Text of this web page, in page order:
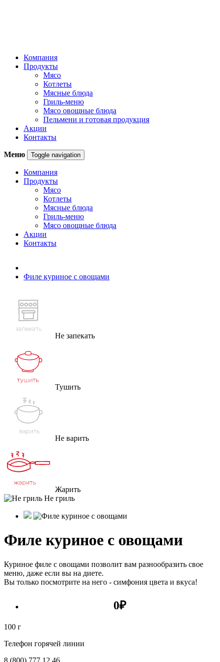
Компания
Продукты
Мясо
Котлеты
Мясные блюда
Гриль-меню
Мясо овощные блюда
Пельмени и готовая продукция
Акции
Контакты
Меню Toggle navigation
Компания
Продукты
Мясо
Котлеты
Мясные блюда
Гриль-меню
Мясо овощные блюда
Акции
Контакты
Филе куриное с овощами
Не запекать
Тушить
Не варить
Жарить
Не гриль
Филе куриное с овощами
Куриное филе с овощами позволит вам разнообразить свое
меню, даже если вы на диете.
Вы только посмотрите на него - симфония цвета и вкуса!
0₽
100 г
Телефон горячей линии
8 (800) 777 12 46